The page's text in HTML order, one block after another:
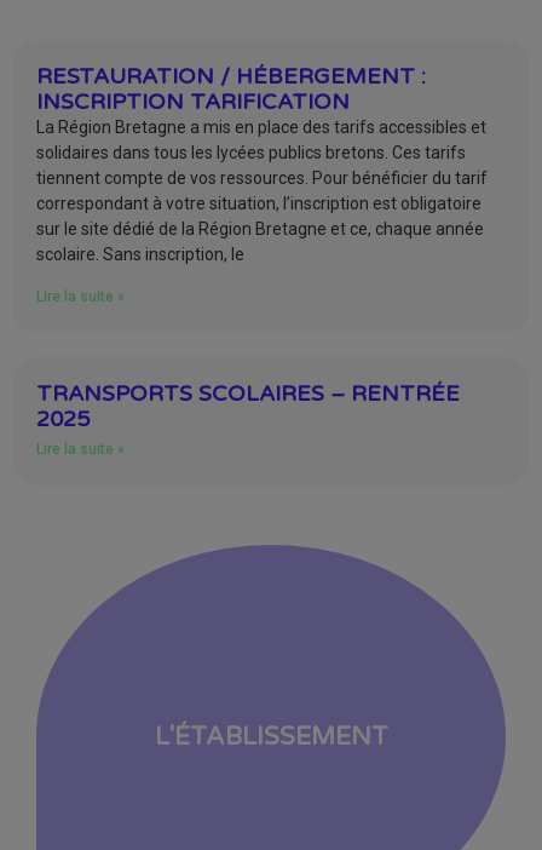
RESTAURATION / HÉBERGEMENT :
INSCRIPTION TARIFICATION
La Région Bretagne a mis en place des tarifs accessibles et
solidaires dans tous les lycées publics bretons. Ces tarifs
tiennent compte de vos ressources. Pour bénéficier du tarif
correspondant à votre situation, l’inscription est obligatoire
sur le site dédié de la Région Bretagne et ce, chaque année
scolaire. Sans inscription, le
Lire la suite »
TRANSPORTS SCOLAIRES – RENTRÉE
2025
Lire la suite »
L'ÉTABLISSEMENT